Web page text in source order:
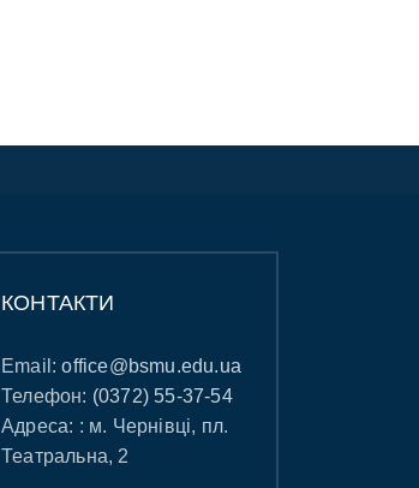
КОНТАКТИ
Email:office@bsmu.edu.ua
Телефон: (0372) 55-37-54
Адреса: : м. Чернівці, пл.
Театральна, 2